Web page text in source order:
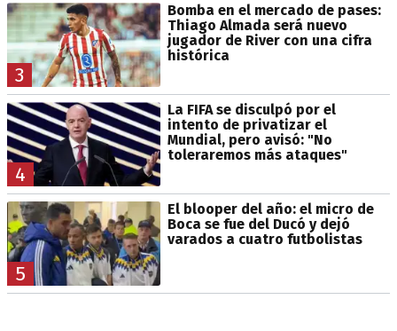
3
Bomba en el mercado de pases:
Thiago Almada será nuevo
jugador de River con una cifra
histórica
4
La FIFA se disculpó por el
intento de privatizar el
Mundial, pero avisó: "No
toleraremos más ataques"
5
El blooper del año: el micro de
Boca se fue del Ducó y dejó
varados a cuatro futbolistas